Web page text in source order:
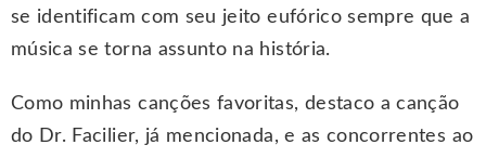
se identificam com seu jeito eufórico sempre que a
música se torna assunto na história.
Como minhas canções favoritas, destaco a canção
do Dr. Facilier, já mencionada, e as concorrentes ao